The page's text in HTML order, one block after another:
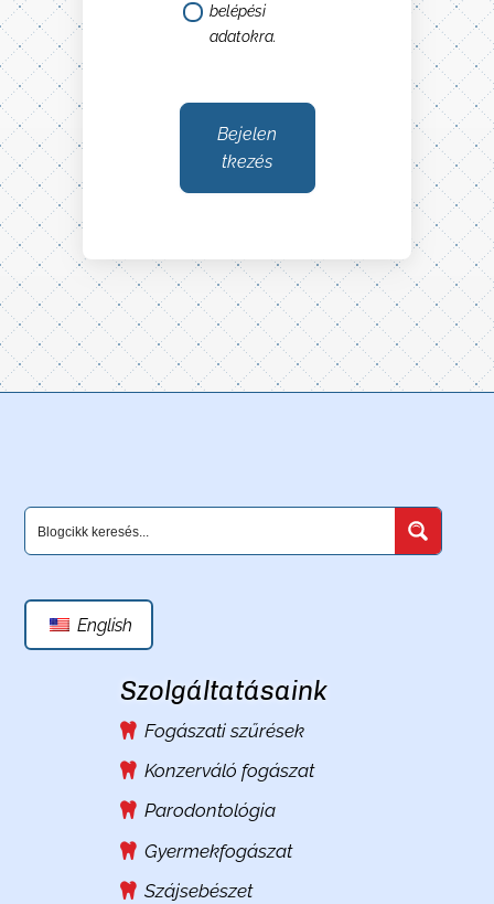
belépési
adatokra.
Bejelen
tkezés
English
Szolgáltatásaink
Fogászati szűrések
Konzerváló fogászat
Parodontológia
Gyermekfogászat
Szájsebészet